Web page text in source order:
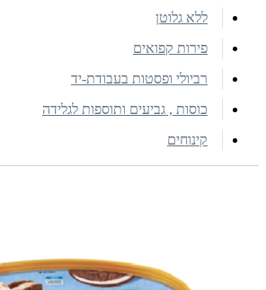
ללא גלוטן
פירות קפואים
רביולי ופסטות בעבודת-יד
כוסות , גביעים ותוספות לגלידה
קינוחים